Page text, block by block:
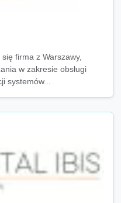
firma z Warszawy,
w zakresie obsługi
systemów...